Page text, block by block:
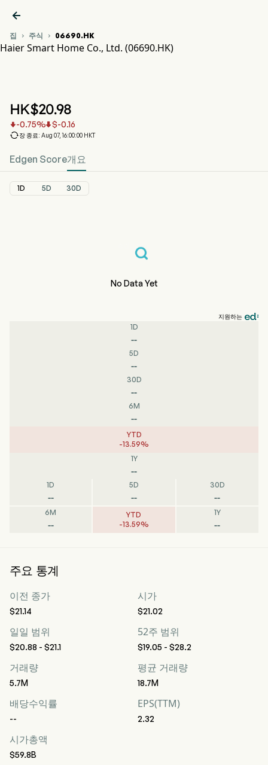

집  주식  06690.HK
Haier Smart Home Co., Ltd. (06690.HK)
HK$20.98
-0.75% $-0.16
장 종료: Aug 07, 16:00:00 HKT
Edgen Score개요
1D 5D 30D
No Data Yet
지원하는
1D
--
5D
--
30D
--
6M
--
YTD
-13.59%
1Y
--
1D
--
5D
--
30D
--
6M
--
YTD
-13.59%
1Y
--
주요 통계
이전 종가
$21.14
시가
$21.02
일일 범위
$20.88 - $21.1
52주 범위
$19.05 - $28.2
거래량
5.7M
평균 거래량
18.7M
배당수익률
--
EPS(TTM)
2.32
시가총액
$59.8B